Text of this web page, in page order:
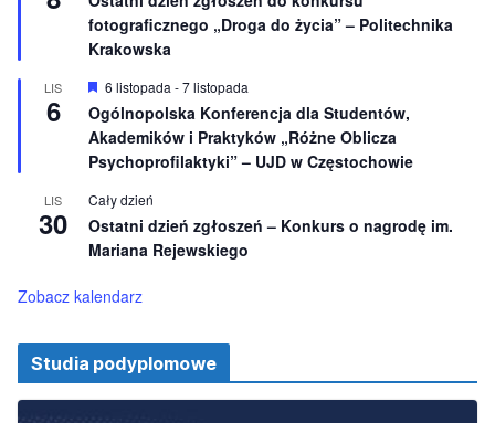
o
n
e
r
ó
ż
n
i
o
n
e
fotograficznego „Droga do życia” – Politechnika
Krakowska
LIS
6
W
r
ó
ż
n
o
n
e
6 listopada -7 listopada
Ogólnopolska Konferencja dla Studentów,
Akademików i Praktyków „Różne Oblicza
Psychoprofilaktyki” – UJD w Częstochowie
LIS
30
Cały dzień
Ostatni dzień zgłoszeń – Konkurs o nagrodę im.
Mariana Rejewskiego
Zobacz kalendarz
Studia podyplomowe